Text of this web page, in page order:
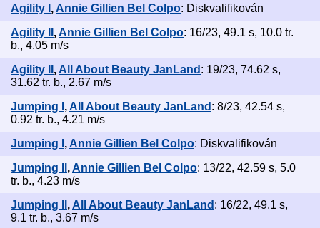
Agility I , Annie Gillien Bel Colpo: Diskvalifikován
Agility II ,Annie Gillien Bel Colpo: 16/23, 49.1 s, 10.0 tr.
b., 4.05 m/s
Agility II , All About Beauty JanLand : 19/23, 74.62 s,
31.62 tr. b., 2.67 m/s
Jumping I ,All About Beauty JanLand : 8/23, 42.54 s,
0.92 tr. b., 4.21 m/s
Jumping I , Annie Gillien Bel Colpo: Diskvalifikován
Jumping II ,Annie Gillien Bel Colpo: 13/22, 42.59 s, 5.0
tr. b., 4.23 m/s
Jumping II , All About Beauty JanLand : 16/22, 49.1 s,
9.1 tr. b., 3.67 m/s